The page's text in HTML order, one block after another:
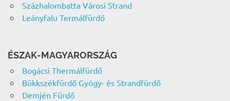
Százhalombatta Városi Strand
Leányfalu Termálfürdő
ÉSZAK-MAGYARORSZÁG
Bogácsi Thermálfürdő
Bükkszékfürdő Gyógy- és Strandfürdő
Demjén Fürdő